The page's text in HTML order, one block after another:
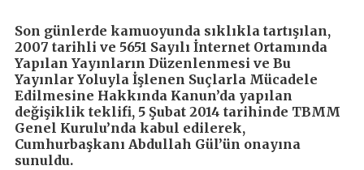
Son günlerde kamuoyunda sıklıkla tartışılan,
2007 tarihli ve 5651 Sayılı İnternet Ortamında
Yapılan Yayınların Düzenlenmesi ve Bu
Yayınlar Yoluyla İşlenen Suçlarla Mücadele
Edilmesine Hakkında Kanun’da yapılan
değişiklik teklifi, 5 Şubat 2014 tarihinde TBMM
Genel Kurulu’nda kabul edilerek,
Cumhurbaşkanı Abdullah Gül’ün onayına
sunuldu.